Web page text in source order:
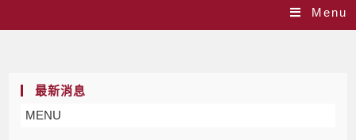
Menu
最新消息
MENU